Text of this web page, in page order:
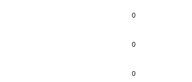
0
0
0